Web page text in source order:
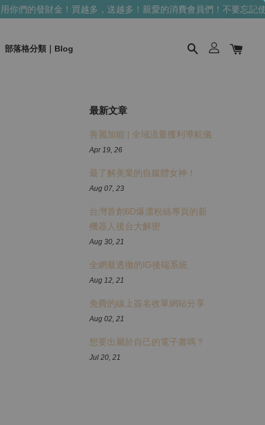
的發財金！買越多，送越多！親愛的消費會員們！不要忘記使用
部落格分類｜Blog
最新文章
善麗加能 | 全域流量獲利導航儀
Apr 19, 26
最了解美業的自媒體女神！
Aug 07, 23
台灣首創6D爆濃粉絲專頁的新
機器人後台大解密
Aug 30, 21
全網最透徹的IG後端系統
Aug 12, 21
免費的線上簽名收單網站分享
Aug 02, 21
想要出屬於自己的電子書嗎？
Jul 20, 21